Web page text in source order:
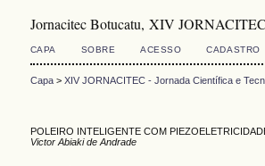
Jornacitec Botucatu, XIV
CAPA SOBRE ACESSO CADASTRO
Capa> XIV JORNACITEC - Jornada Científica e
POLEIRO INTELIGENTE COM
Victor Abiaki de Andrade